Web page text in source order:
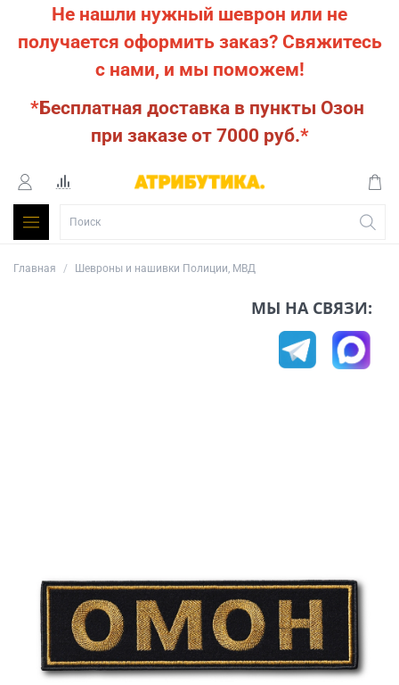
Не нашли нужный шеврон или не
получается оформить заказ? Свяжитесь
с нами, и мы поможем!
*Бесплатная доставка в пункты Озон
при заказе от 7000 руб.*
Главная Шевроны и нашивки Полиции, МВД
МЫ НА СВЯЗИ: